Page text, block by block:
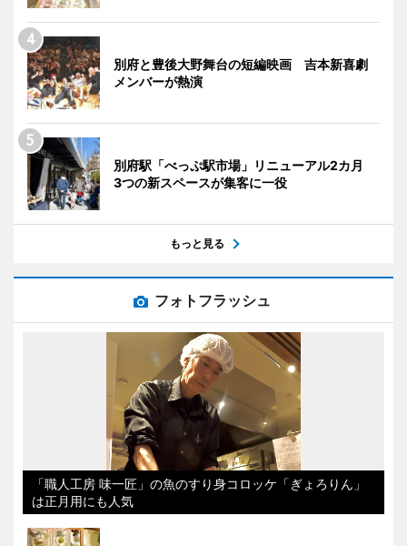
別府と豊後大野舞台の短編映画 吉本新喜劇
メンバーが熱演
別府駅「べっぷ駅市場」リニューアル2カ月
3つの新スペースが集客に一役
もっと見る
フォトフラッシュ
「職人工房 味一匠」の魚のすり身コロッケ「ぎょろりん」
は正月用にも人気